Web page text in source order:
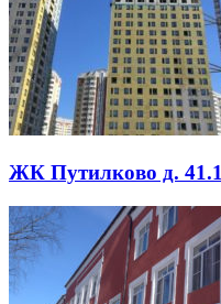
ЖК Путилково д.